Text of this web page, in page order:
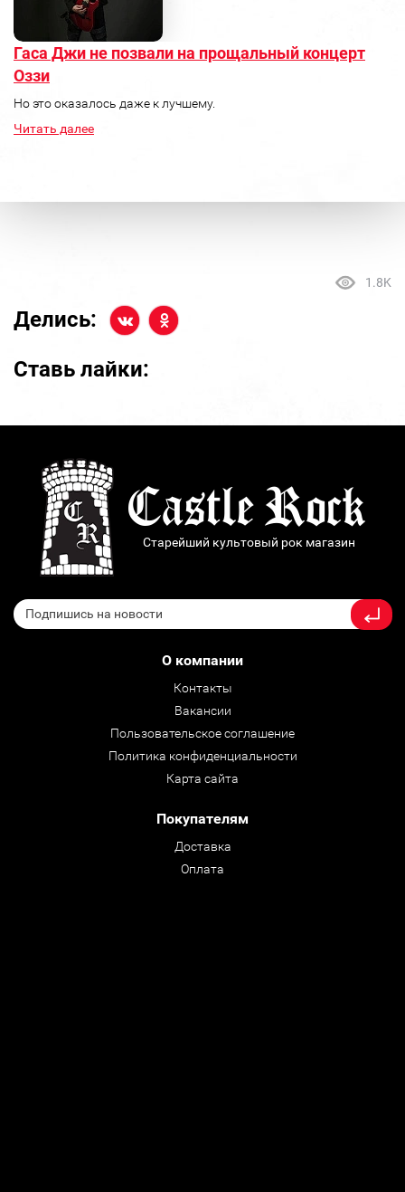
Гаса Джи не позвали на прощальный концерт
Оззи
Но это оказалось даже к лучшему.
Читать далее
1.8K
Делись:
Ставь лайки:
Старейший культовый рок магазин
О компании
Контакты
Вакансии
Пользовательское соглашение
Политика конфиденциальности
Карта сайта
Покупателям
Доставка
Оплата